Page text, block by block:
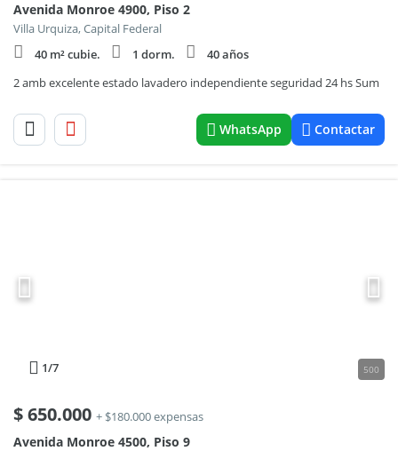
Avenida Monroe 4900, Piso 2
Villa Urquiza, Capital Federal
40 m² cubie.
1 dorm.
40 años
2 amb excelente estado lavadero independiente seguridad 24 hs Sum
WhatsApp Contactar
1/7 500
$650.000 + $180.000 expensas
Avenida Monroe 4500, Piso 9